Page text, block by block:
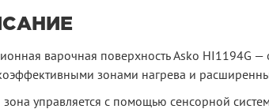
варочная поверхность Asko HI1194G
зонами нагрева и
управляется с помощью сенсорной